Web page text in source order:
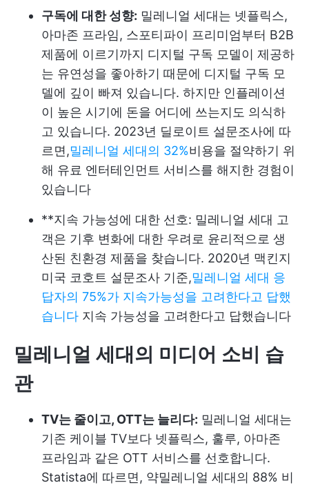
구독에 대한 성향: 밀레니얼 세대는 넷플릭스,
아마존 프라임, 스포티파이 프리미엄부터 B2B
제품에 이르기까지 디지털 구독 모델이 제공하
는 유연성을 좋아하기 때문에 디지털 구독 모
델에 깊이 빠져 있습니다. 하지만 인플레이션
이 높은 시기에 돈을 어디에 쓰는지도 의식하
고 있습니다. 2023년 딜로이트 설문조사에 따
르면,밀레니얼 세대의 32%비용을 절약하기 위
해 유료 엔터테인먼트 서비스를 해지한 경험이
있습니다
**지속 가능성에 대한 선호: 밀레니얼 세대 고
객은 기후 변화에 대한 우려로 윤리적으로 생
산된 친환경 제품을 찾습니다. 2020년 맥킨지
미국 코호트 설문조사 기준,밀레니얼 세대 응
답자의 75%가 지속가능성을 고려한다고 답했
습니다 지속 가능성을 고려한다고 답했습니다
밀레니얼 세대의 미디어 소비 습
관
TV는 줄이고, OTT는 늘리다: 밀레니얼 세대는
기존 케이블 TV보다 넷플릭스, 훌루, 아마존
프라임과 같은 OTT 서비스를 선호합니다.
Statista에 따르면, 약밀레니얼 세대의 88% 비